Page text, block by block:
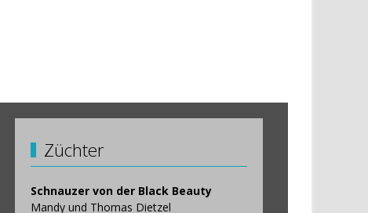
Züchter
Schnauzer von der Black Beauty
Mandy und Thomas Dietzel